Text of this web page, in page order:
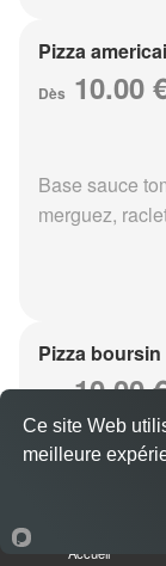
Pizza
Dès 10.00
Base sauce
merguez,
Pizza boursin
Dès10.00
Base sauce
Accueil
Ce site Web
meilleure